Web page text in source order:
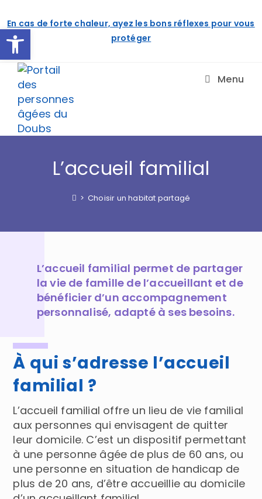
content
En cas de forte chaleur, ayez les bons réflexes pour vous
protéger
Menu
L’accueil familial
> Choisir un habitat partagé
L’accueil familial permet de partager
la vie de famille de l’accueillant et de
bénéficier d’un accompagnement
personnalisé, adapté à ses besoins.
À qui s’adresse l’accueil
familial ?
L’accueil familial offre un lieu de vie familial
aux personnes qui envisagent de quitter
leur domicile. C’est un dispositif permettant
à une personne âgée de plus de 60 ans, ou
une personne en situation de handicap de
plus de 20 ans, d’être accueillie au domicile
Ouvrir la barre d’outils